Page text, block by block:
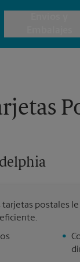
Cajas de
Todos
tarjetas postales
•